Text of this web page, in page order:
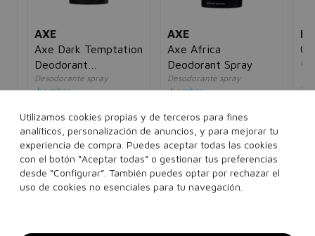
AXE
Axe Dark Temptation
Deodorant
Bodyspray
Desodorante spray
4,00€ 2,95€
35 ml 150 ml
Ver 2 sets
Añadir a la cesta
AXE
Axe Africa
Deodorant Spray
Desodorante spray
2,95€
150 ml
Añadir a la cesta
Utilizamos cookies propias y de terceros para fines
analíticos, personalización de anuncios, y para mejorar tu
experiencia de compra. Puedes aceptar todas las cookies
con el botón “Aceptar todas” o gestionar tus preferencias
desde “Configurar”. También puedes optar por rechazar el
uso de cookies no esenciales para tu navegación.